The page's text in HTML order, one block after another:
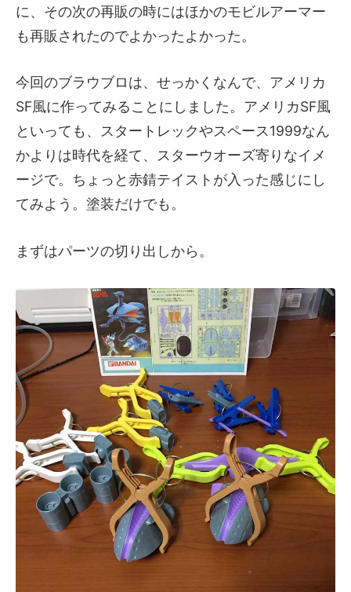
に、その次の再販の時にはほかのモビルアーマー
も再販されたのでよかったよかった。
今回のブラウブロは、せっかくなんで、アメリカ
SF風に作ってみることにしました。アメリカSF風
といっても、スタートレックやスペース1999なん
かよりは時代を経て、スターウオーズ寄りなイメ
ージで。ちょっと赤錆テイストが入った感じにし
てみよう。塗装だけでも。
まずはパーツの切り出しから。